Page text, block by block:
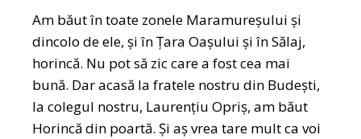
Am băut în toate zonele Maramureșului și
dincolo de ele, și în Țara Oașului și în Sălaj,
horincă. Nu pot să zic care a fost cea mai
bună. Dar acasă la fratele nostru din Budești,
la colegul nostru, Laurențiu Opriș, am băut
Horincă din poartă. Și aș vrea tare mult ca voi